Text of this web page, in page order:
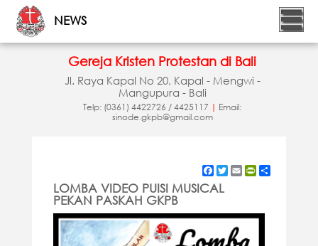
NEWS
Gereja Kristen Protestan di Bali
Jl. Raya Kapal No 20, Kapal - Mengwi -
Mangupura - Bali
Telp: (0361) 4422726 / 4425117 | Email:
sinode.gkpb@gmail.com
Facebook
Twitter
EmailPrintFriendly
LOMBA VIDEO PUISI MUSICAL
PEKAN PASKAH GKPB